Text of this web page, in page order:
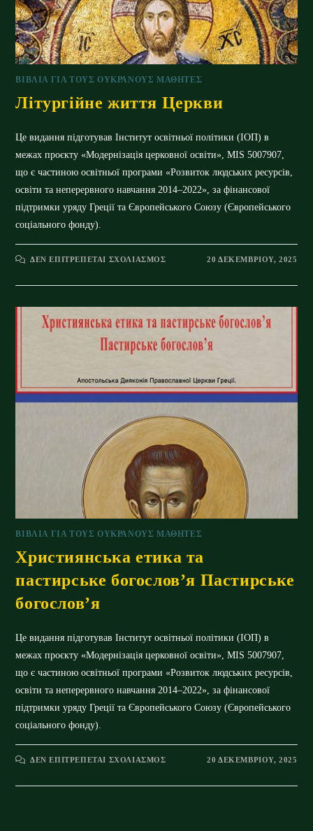
ΒΙΒΛΊΑ ΓΙΑ ΤΟΥΣ ΟΥΚΡΑΝΟΎΣ ΜΑΘΗΤΈΣ
Літургійне життя Церкви
Це видання підготував Інститут освітньої політики (ІОП) в
межах проєкту «Модернізація церковної освіти», MIS 5007907,
що є частиною освітньої програми «Розвиток людських ресурсів,
освіти та неперервного навчання 2014–2022», за фінансової
підтримки уряду Греції та Європейського Союзу (Європейського
соціального фонду).
ΔΕΝ ΕΠΙΤΡΈΠΕΤΑΙ ΣΧΟΛΙΑΣΜΌΣΣΤΟ
ЦЕРКВИ
20 ΔΕΚΕΜΒΡΊΟΥ, 2025
ΒΙΒΛΊΑ ΓΙΑ ΤΟΥΣ ΟΥΚΡΑΝΟΎΣ ΜΑΘΗΤΈΣ
Християнська етика та
пастирське богослов’я Пастирське
богослов’я
Це видання підготував Інститут освітньої політики (ІОП) в
межах проєкту «Модернізація церковної освіти», MIS 5007907,
що є частиною освітньої програми «Розвиток людських ресурсів,
освіти та неперервного навчання 2014–2022», за фінансової
підтримки уряду Греції та Європейського Союзу (Європейського
соціального фонду).
ΔΕΝ ΕΠΙΤΡΈΠΕΤΑΙ ΣΧΟΛΙΑΣΜΌΣΣΤΟ
ТА
20 ΔΕΚΕΜΒΡΊΟΥ, 2025